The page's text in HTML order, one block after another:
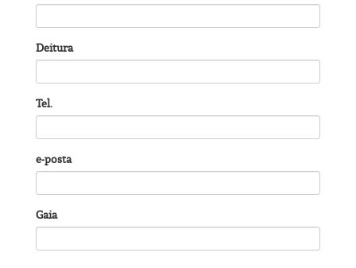
Deitura
Tel.
e-posta
Gaia